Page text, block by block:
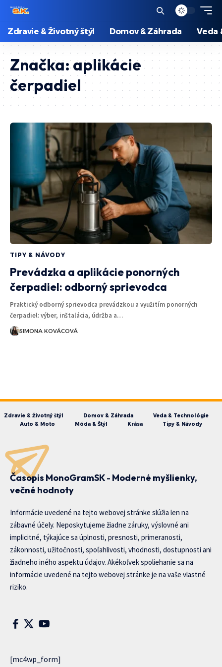
Zdravie & Životný štýl Domov & Záhrada Veda
Značka:aplikácie
čerpadiel
TIPY & NÁVODY
Prevádzka a aplikácie ponorných
čerpadiel: odborný sprievodca
Praktický odborný sprievodca prevádzkou a využitím ponorných
čerpadiel: výber, inštalácia, údržba a…
SIMONA KOVÁCOVÁ
Zdravie & Životný štýl Domov & Záhrada
Veda & Technológie
Auto & Moto
Móda & Štýl Krása Tipy & Návody
Časopis MonoGramSK - Moderné myšlienky,
večné hodnoty
Informácie uvedené na tejto webovej stránke slúžia len na
zábavné účely. Neposkytujeme žiadne záruky, výslovné ani
implicitné, týkajúce sa úplnosti, presnosti, primeranosti,
zákonnosti, užitočnosti, spoľahlivosti, vhodnosti, dostupnosti ani
žiadneho iného aspektu údajov. Akékoľvek spoliehanie sa na
informácie uvedené na tejto webovej stránke je na vaše vlastné
riziko.
[mc4wp_form]